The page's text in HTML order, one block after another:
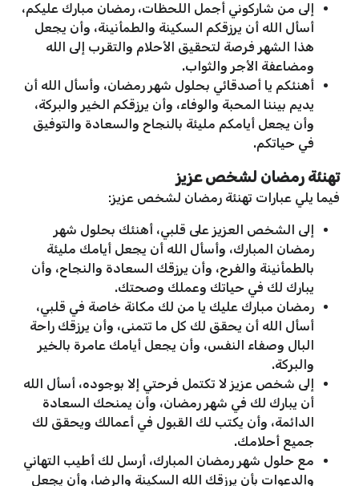
إلى من شاركوني أجمل اللحظات، رمضان مبارك عليكم،
أسأل الله أن يرزقكم السكينة والطمأنينة، وأن يجعل
هذا الشهر فرصة لتحقيق الأحلام والتقرب إلى الله
ومضاعفة الأجر والثواب.
أهنئكم يا أصدقائي بحلول شهر رمضان، وأسأل الله أن
يديم بيننا المحبة والوفاء، وأن يرزقكم الخير والبركة،
وأن يجعل أيامكم مليئة بالنجاح والسعادة والتوفيق
في حياتكم.
تهنئة رمضان لشخص عزيز
فيما يلي عبارات تهنئة رمضان لشخص عزيز:
إلى الشخص العزيز على قلبي، أهنئك بحلول شهر
رمضان المبارك، وأسأل الله أن يجعل أيامك مليئة
بالطمأنينة والفرح، وأن يرزقك السعادة والنجاح، وأن
يبارك لك في حياتك وعملك وصحتك.
رمضان مبارك عليك يا من لك مكانة خاصة في قلبي،
أسأل الله أن يحقق لك كل ما تتمنى، وأن يرزقك راحة
البال وصفاء النفس، وأن يجعل أيامك عامرة بالخير
والبركة.
إلى شخص عزيز لا تكتمل فرحتي إلا بوجوده، أسأل الله
أن يبارك لك في شهر رمضان، وأن يمنحك السعادة
الدائمة، وأن يكتب لك القبول في أعمالك ويحقق لك
جميع أحلامك.
مع حلول شهر رمضان المبارك، أرسل لك أطيب التهاني
والدعوات بأن يرزقك الله السكينة والرضا، وأن يجعل